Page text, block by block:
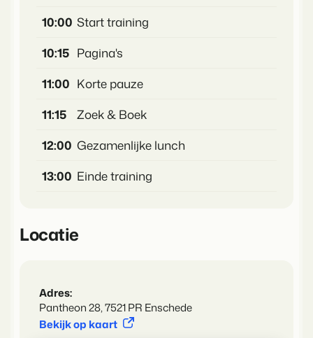
10:00 Start training
10:15 Pagina's
11:00 Korte pauze
11:15
Zoek & Boek
12:00 Gezamenlijke lunch
13:00 Einde training
Locatie
Adres:
Pantheon 28, 7521 PR Enschede
Bekijk op kaart